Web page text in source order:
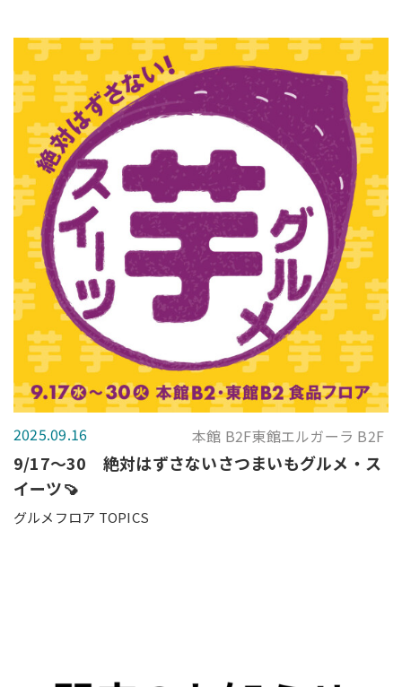
2025.09.16 本館 B2F東館エルガーラ B2F
9/17～30 絶対はずさないさつまいもグルメ・ス
イーツ🍠
グルメフロア TOPICS